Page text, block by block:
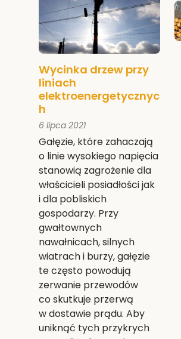
Wycinka drzew przy
liniach
elektroenergetycznyc
h
6 lipca 2021
Gałęzie, które zahaczają
o linie wysokiego napięcia
stanowią zagrożenie dla
właścicieli posiadłości jak
i dla pobliskich
gospodarzy. Przy
gwałtownych
nawałnicach, silnych
wiatrach i burzy, gałęzie
te często powodują
zerwanie przewodów
co skutkuje przerwą
w dostawie prądu. Aby
uniknąć tych przykrych